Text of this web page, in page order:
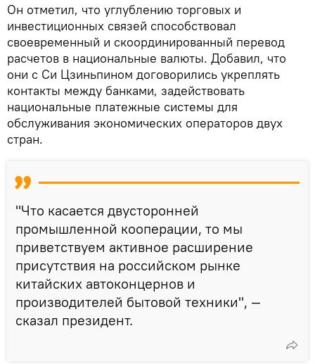
Он отметил, что углублению торговых и
инвестиционных связей способствовал
своевременный и скоординированный перевод
расчетов в национальные валюты. Добавил, что
они с Си Цзиньпином договорились укреплять
контакты между банками, задействовать
национальные платежные системы для
обслуживания экономических операторов двух
стран.
"Что касается двусторонней
промышленной кооперации, то мы
приветствуем активное расширение
присутствия на российском рынке
китайских автоконцернов и
производителей бытовой техники", —
сказал президент.